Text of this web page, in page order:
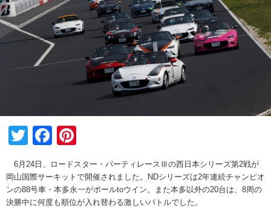
TwitterFacebook
6月24日、ロードスター・パーティレースⅢの西日本シリーズ第2戦が
岡山国際サーキットで開催されました。NDシリーズは2年連続チャンピオ
ンの88号車・本多永一がポールtoウイン。また本多以外の20台は、8周の
決勝中に何度も順位が入れ替わる激しいバトルでした。